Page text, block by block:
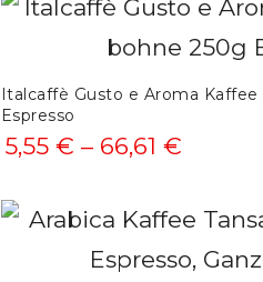
Italcaffè Gusto e Aroma
Espresso
5,55 € – 66,61 €
bis
66,61 €